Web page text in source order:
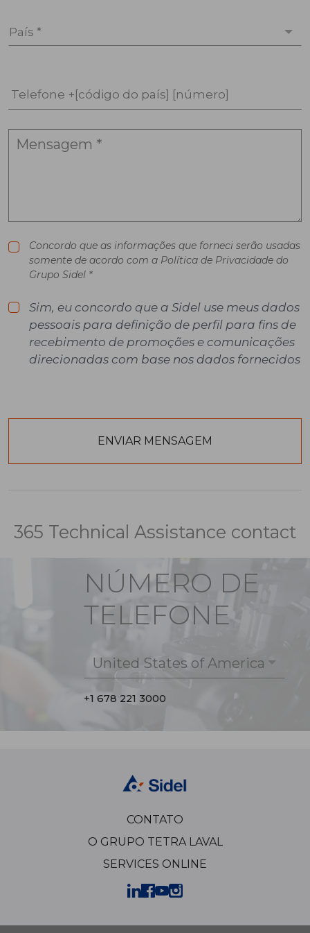
País *
Telefone +[código do país] [número]
Concordo que as informações que forneci serão usadas
somente de acordo com a Política de Privacidade do
Grupo Sidel *
Sim, eu concordo que a Sidel use meus dados
pessoais para definição de perfil para fins de
recebimento de promoções e comunicações
direcionadas com base nos dados fornecidos
365 Technical Assistance contact
NÚMERO DE
TELEFONE
United States of America
+1 678 221 3000
CONTATO
O GRUPO TETRA LAVAL
SERVICES ONLINE